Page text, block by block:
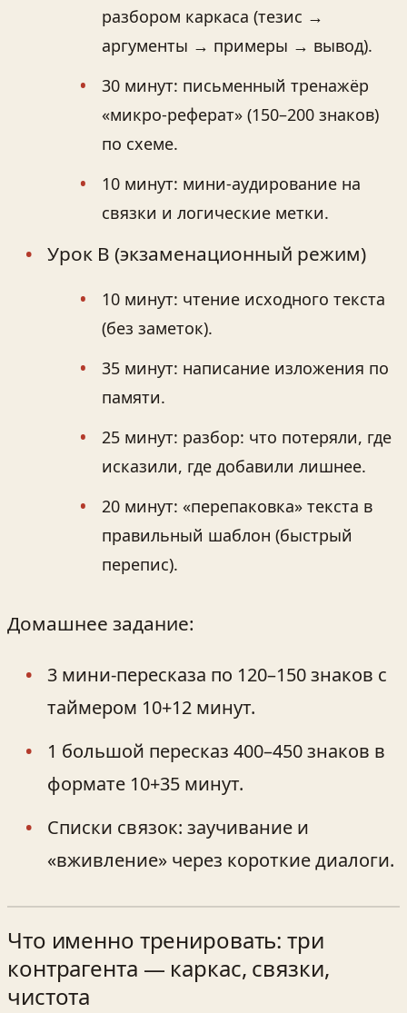
разбором каркаса (тезис →
аргументы → примеры → вывод).
30 минут: письменный тренажёр
«микро‑реферат» (150–200 знаков)
по схеме.
10 минут: мини‑аудирование на
связки и логические метки.
Урок B (экзаменационный режим)
10 минут: чтение исходного текста
(без заметок).
35 минут: написание изложения по
памяти.
25 минут: разбор: что потеряли, где
исказили, где добавили лишнее.
20 минут: «перепаковка» текста в
правильный шаблон (быстрый
перепис).
Домашнее задание:
3 мини‑пересказа по 120–150 знаков с
таймером 10+12 минут.
1 большой пересказ 400–450 знаков в
формате 10+35 минут.
Списки связок: заучивание и
«вживление» через короткие диалоги.
Что именно тренировать: три
контрагента — каркас, связки,
чистота